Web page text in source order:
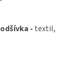
- textil,